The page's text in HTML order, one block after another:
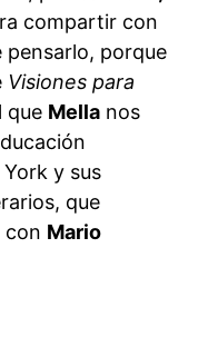
compartir con
pensarlo, porque
Visiones para
que Mella nos
y sus
que
con Mario